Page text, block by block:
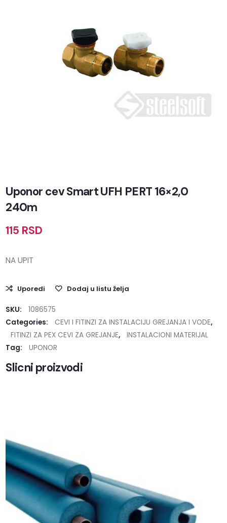
Uponor cev Smart UFH PERT 16×2,0
240m
115 RSD
NA UPIT
Uporedi Dodaj u listu želja
SKU:
1086575
Categories:
CEVI I FITINZI ZA INSTALACIJU GREJANJA I VODE,
FITINZI ZA PEX CEVI ZA GREJANJE,
INSTALACIONI MATERIJAL
Tag:
UPONOR
Slicni proizvodi